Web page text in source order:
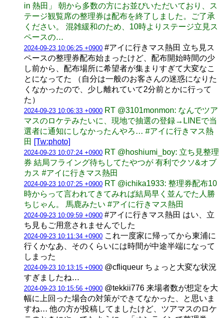
in 熱田」 朝から多数の方にお並びいただいており、ス
テージ観覧席の整理券は配布を終了しました。ご了承
ください。 混雑緩和のため、10時よりステージ立見ス
ペースの…
2024-09-23 10:06:25 +0900 #アイに行きマス熱田 立ち見ス
ペースの整理券配布始まったけど、配布開始時間の少
し前から、配布場所に希望者が集まりすぎて大変なこ
とになってた （自分は一般のお客さんの迷惑になりた
くなかったので、少し離れていて2分前とかに行って
た）
2024-09-23 10:06:33 +0900 RT @3101monmon: なんでツア
マスのロケテみたいに、現地で抽選の登録→LINEで当
選者に通知にしなかったんやろ… #アイに行きマス熱
田 [Tw:photo]
2024-09-23 10:07:24 +0900 RT @hoshiumi_boy: 立ち見整理
券 結局フライング待ちしてたやつが 有利でクソ&オブ
カス #アイに行きマス熱田
2024-09-23 10:07:25 +0900 RT @ichika1933: 整理券配布10
時からって言われてきてみれば結局早く並んでた人勝
ちじゃん。 馬鹿みたい #アイに行きマス熱田
2024-09-23 10:09:59 +0900 #アイに行きマス熱田 はい、立
ち見もご用意されませんでした
2024-09-23 10:11:34 +0900 これ一度家に帰ってから東浦に
行くかなあ、そのくらいには時間が中途半端になって
しまった
2024-09-23 10:13:15 +0900 @cfliqueur ちょっと大変な状況
すぎましたね…
2024-09-23 10:15:56 +0900 @tekkii776 来場者数が想定を大
幅に上回った場合の対策ができてなかった、と思いま
すね… 他の方が投稿してましたけど、ツアマスのロケ